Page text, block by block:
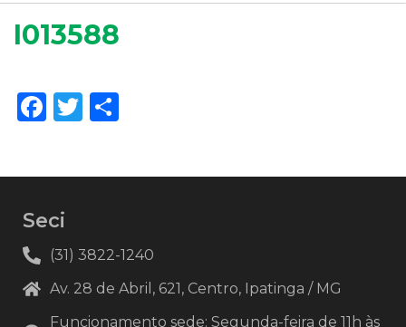
I013588
Facebook
Twitter
Seci
(31) 3822-1240
Av. 28 de Abril, 621, Centro, Ipatinga / MG
Funcionamento sede: Segunda-feira de 11h às